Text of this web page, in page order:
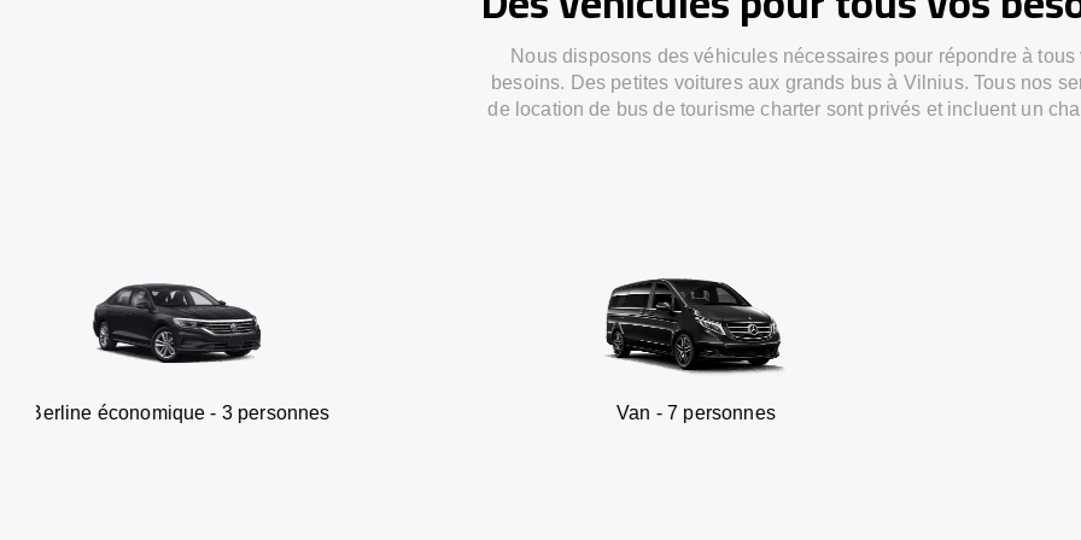
Nous disposons des véhicules nécessaires pour répondre à tous
besoins. Des petites voitures aux grands bus à Vilnius. Tous nos
de location de bus de tourisme charter sont privés et incluent un
- 3 personnes Van - 7 personnes SUV - 3